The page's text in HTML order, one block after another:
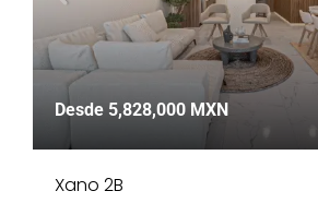
Desde 5,828,000 MXN
Xano 2B